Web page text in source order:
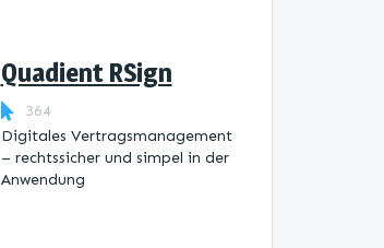
Quadient RSign
364
Digitales Vertragsmanagement
– rechtssicher und simpel in der
Anwendung